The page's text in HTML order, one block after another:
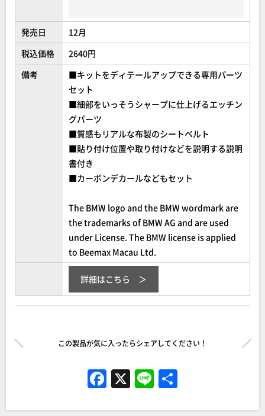
発売日
12月
税込価格
2640円
備考
■キットをディテールアップできる専用パーツ
セット
■細部をいっそうシャープに仕上げるエッチン
グパーツ
■質感もリアルな布製のシートベルト
■貼り付け位置や取り付けなどを説明する説明
書付き
■カーボンデカールなどもセット
The BMW logo and the BMW wordmark are
the trademarks of BMW AG and are used
under License. The BMW license is applied
to Beemax Macau Ltd.
詳細はこちら
この製品が気に入ったらシェアしてください！
F
a
X Li
n